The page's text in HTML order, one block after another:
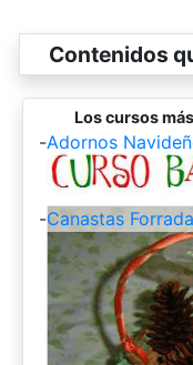
Contenidos
Los cursos
-Adornos
-Canastas